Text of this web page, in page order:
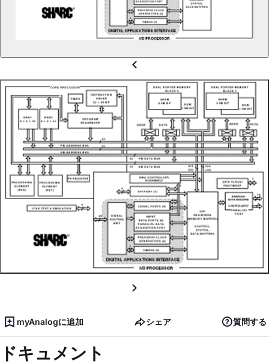
myAnalogに追加 シェア 質問する
ドキュメント